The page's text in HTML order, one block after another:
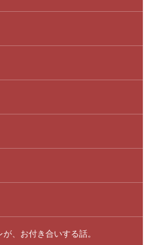
、お付き合いする話。